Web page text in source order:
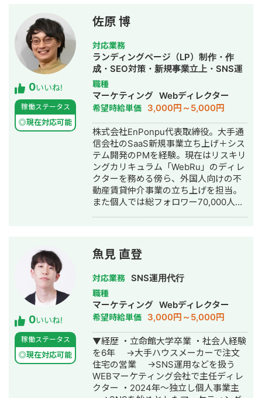
レッション などのデータを基に分析を
行い、 再現性のあるチャンネル運用を
重視しています。 現在はYouTubeを軸
とした コンテンツマーケティングの支
援を行っており、 チャンネル立ち上げ
から既存チャンネルの改善まで対応可
能です。 企画・分析・運用まで一貫し
て対応できますので、 YouTube運用に
ついてお気軽にご相談ください。
0いいね!
稼働ステータス
◎現在対応可能
佐原 博
対応業務
ランディングページ（LP）制作・作
成・SEO対策・新規事業立上・SNS運
用代行・記事作成代行・ライティン
グ・ホームページ制作・作成・リステ
ィング広告運用代行・オウンドメディ
ア制作・構築・運用代行・動画制作・
動画編集
職種
マーケティング Webディレクター
希望時給単価 3,000円～5,000円
株式会社EnPonpu代表取締役。大手通
信会社のSaaS新規事業立ち上げ＋シス
テム開発のPMを経験。現在はリスキリ
ングカリキュラム「WebRu」のディレ
クターを務める傍ら、外国人向けの不
動産賃貸仲介事業の立ち上げを担当。
また個人では総フォロワー70,000人の
0いいね!
稼働ステータス
◎現在対応可能
魚見 直登
対応業務 SNS運用代行
職種
マーケティング Webディレクター
希望時給単価 3,000円～5,000円
▼経歴 ・立命館大学卒業 ・社会人経験
を6年 →大手ハウスメーカーで注文
住宅の営業 →SNS運用などを扱う
WEBマーケティング会社で主任ディレ
クター ・2024年〜独立し個人事業主